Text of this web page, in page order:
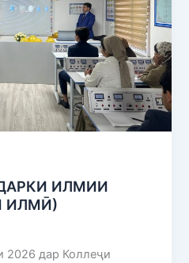
ИЛМИИ
ИЛМӢ)
2026 дар Коллеҷи